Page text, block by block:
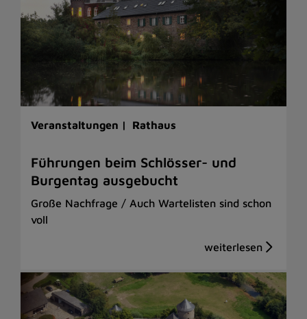
Veranstaltungen | Rathaus
Führungen beim Schlösser- und
Burgentag ausgebucht
Große Nachfrage / Auch Wartelisten sind schon
voll